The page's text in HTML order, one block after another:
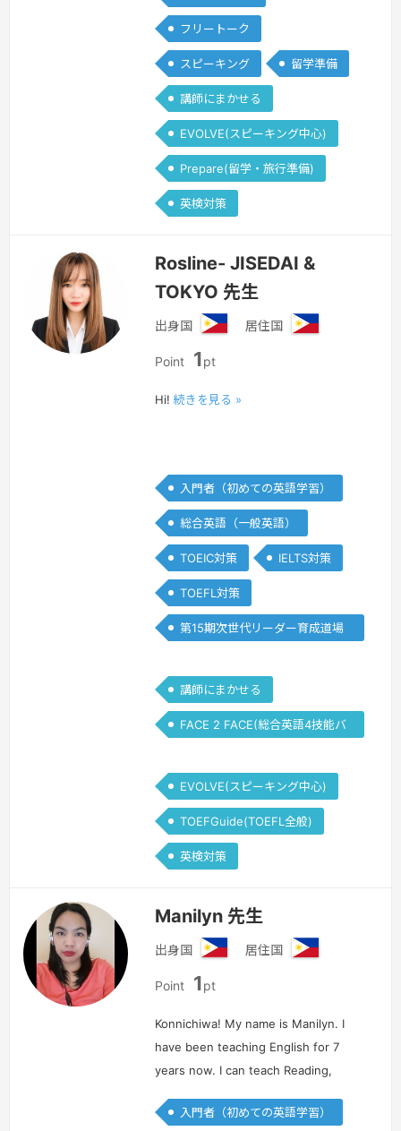
フリートーク
スピーキング 留学準備
講師にまかせる
EVOLVE(スピーキング中心)
Prepare(留学・旅行準備)
英検対策
Rosline- JISEDAI &
TOKYO 先生
出身国
ィ
ピ
居住国
Point 1pt
Hi! 続きを見る »
入門者（初めての英語学習）
総合英語（一般英語）
TOEIC対策 IELTS対策
TOEFL対策
第15期次世代リーダー育成道場
講師にまかせる
FACE 2 FACE(総合英語4技能バ
EVOLVE(スピーキング中心)
TOEFGuide(TOEFL全般)
英検対策
Manilyn 先生
出身国
ィ
ピ
ン
居住国
ピ
ン
Point 1pt
Konnichiwa! My name is Manilyn. I
have been teaching English for 7
years now. I can teach Reading,
you want to improve your English
入門者（初めての英語学習）